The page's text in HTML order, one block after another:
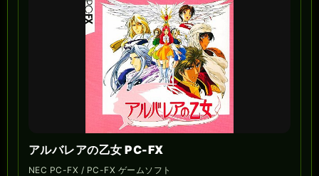
アルバレアの乙女 PC-FX
NEC PC-FX / PC-FX ゲームソフト